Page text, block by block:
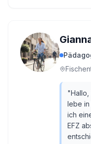
"Hallo,
lebe in
ich
EFZ